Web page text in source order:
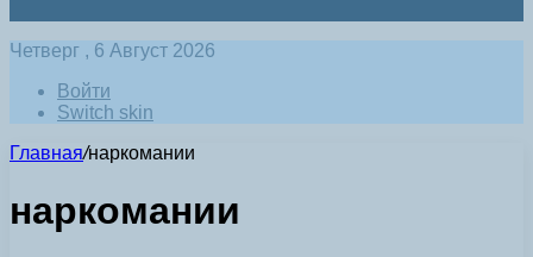
Четверг , 6 Август 2026
Войти
Switch skin
Главная/наркомании
наркомании